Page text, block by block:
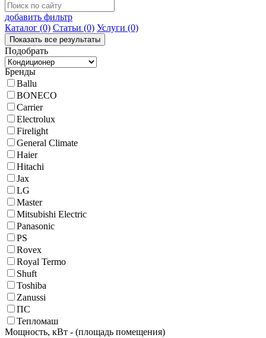
добавить фильтр
Каталог (0) Статьи (0) Услуги (0)
Подобрать
Бренды
Ballu
BONECO
Carrier
Electrolux
Firelight
General Climate
Haier
Hitachi
Jax
LG
Master
Mitsubishi Electric
Panasonic
PS
Rovex
Royal Termo
Shuft
Toshiba
Zanussi
ПС
Тепломаш
Мощность, кВт - (площадь помещения)